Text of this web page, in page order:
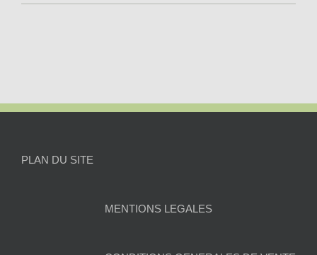
PLAN DU SITE
MENTIONS LEGALES